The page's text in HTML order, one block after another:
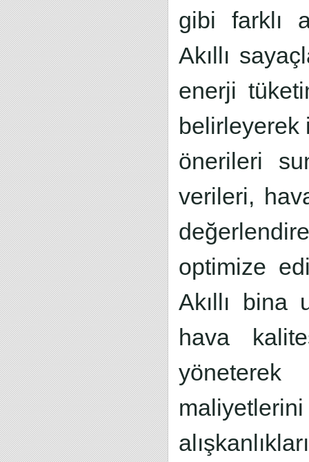
gibi farklı
Akıllı
enerji
belirleyerek
önerileri
verileri,
optimize
Akıllı bina
hava